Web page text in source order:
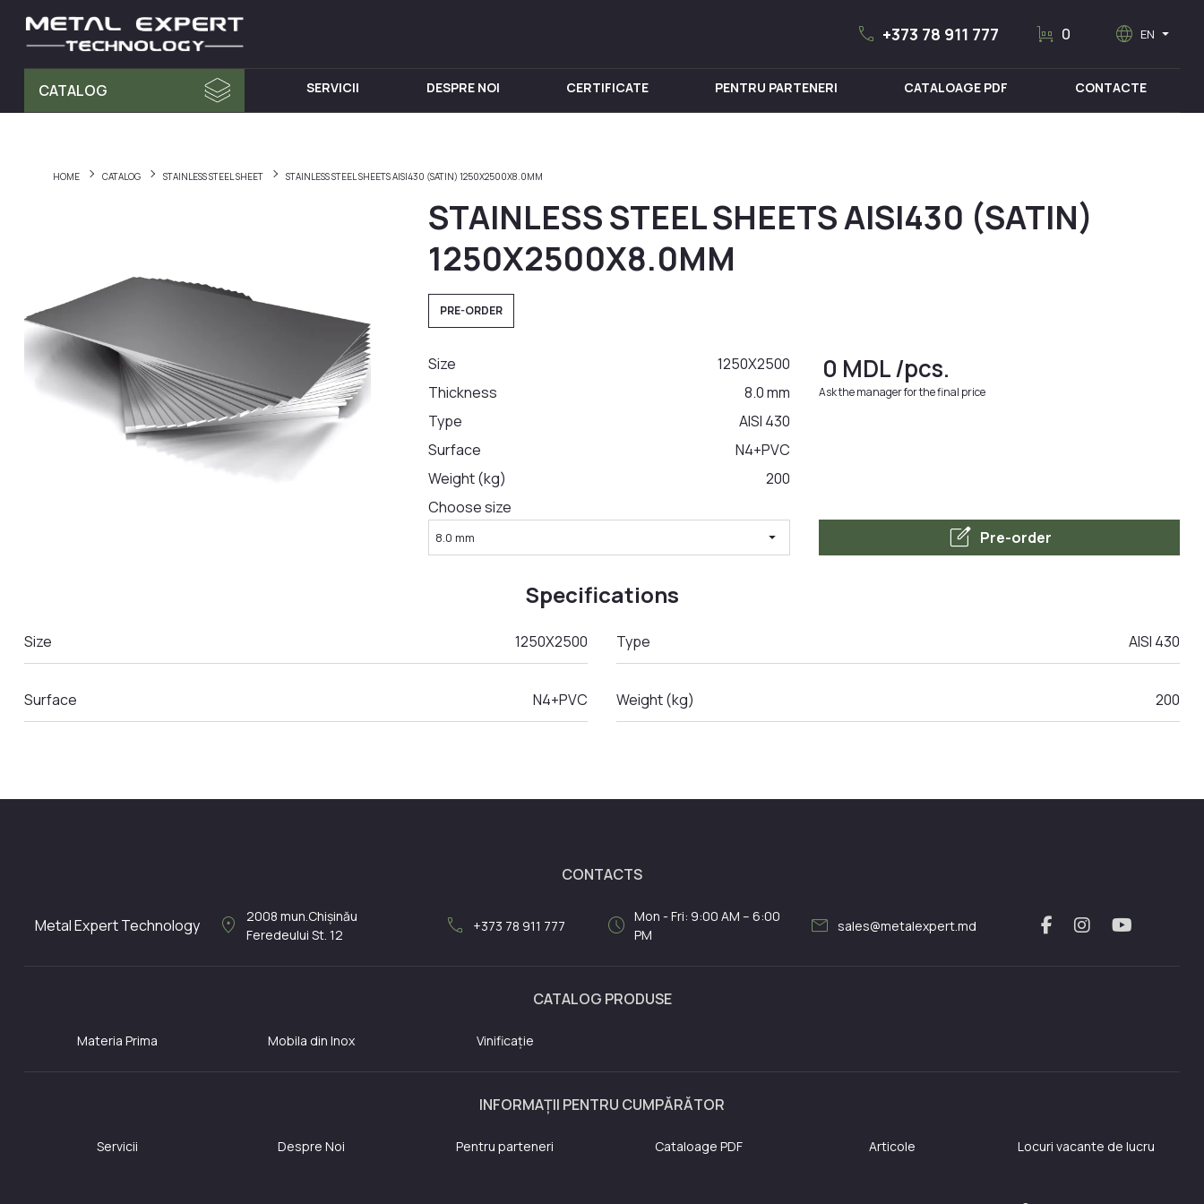
call +373 78 911 777 trolley 0 language EN arrow_drop_down
CATALOG SERVICII DESPRE NOI CERTIFICATE PENTRU PARTENERI CATALOAGE PDF CONTACTE
Accesorii pentru balustrade
Fitinguri
Elemente de fixare și șuruburi
Materiale pentru sudură
Chiuvete din Inox
Dulapuri din Inox
Hote din Inox
Aparat de distilat
LA COMANDA
HOME CATALOG STAINLESS STEEL SHEET STAINLESS STEEL SHEETS AISI430 (SATIN) 1250X2500X8.0MM
STAINLESS STEEL SHEETS AISI430 (SATIN)
1250X2500X8.0MM
PRE-ORDER
Size
1250Х2500
Thickness
8.0 mm
Type
AISI 430
Surface
N4+PVC
Weight (kg)
200
Choose size
8.0 mm arrow_drop_down
0 MDL/pcs.
Ask the manager for the final price
edit_square Pre-order
Specifications
Size 1250Х2500 Type AISI 430
Surface N4+PVC Weight (kg) 200
CONTACTS
Metal Expert Technology location_on 2008 mun.Chișinău
Feredeului St. 12
call +373 78 911 777 schedule Mon - Fri: 9:00 AM – 6:00
PM
mail sales@metalexpert.md
CATALOG PRODUSE
Materia Prima Mobila din Inox Vinificație
INFORMAȚII PENTRU CUMPĂRĂTOR
Servicii Despre Noi Pentru parteneri Cataloage PDF Articole Locuri vacante de lucru